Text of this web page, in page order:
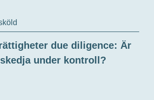
due diligence: Är
under kontroll?